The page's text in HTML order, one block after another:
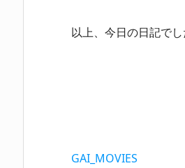
以上、今日の日記でし
GAI_MOVIES